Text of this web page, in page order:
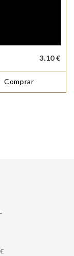
3.10 €
Comprar